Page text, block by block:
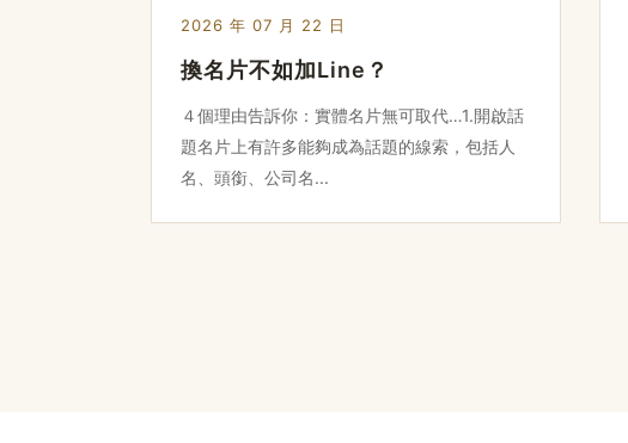
2026 年 07 月 22 日
換名片不如加Line？
４個理由告訴你：實體名片無可取代…1.開啟話
題名片上有許多能夠成為話題的線索，包括人
名、頭銜、公司名...